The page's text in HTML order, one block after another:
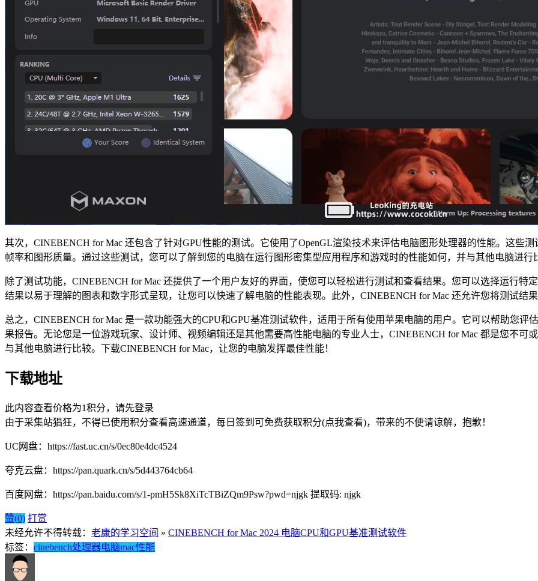
其次，CINEBENCH for Mac 还包含了针对GPU性能的测试。它使用了OpenGL渲染技术来评估电脑图形处理器的性能。这些
帧率和图形质量。通过这些测试，您可以了解到您的电脑在运行图形密集型应用程序和游戏时的性能如何，并与其他电脑进行
除了测试功能，CINEBENCH for Mac 还提供了一个用户友好的界面，使您可以轻松进行测试和查看结果。您可以选择运行特
结果以易于理解的图表和数字形式呈现，让您可以快速了解电脑的性能表现。此外，CINEBENCH for Mac 还允许您将测试结
总之，CINEBENCH for Mac 是一款功能强大的CPU和GPU基准测试软件，适用于所有使用苹果电脑的用户。它可以帮助您
果报告。无论您是一位游戏玩家、设计师、视频编辑还是其他需要高性能电脑的专业人士，CINEBENCH for Mac 都是您不可
与其他电脑进行比较。下载CINEBENCH for Mac，让您的电脑发挥最佳性能！
下载地址
此内容查看价格为1积分，请先登录
由于采集站猖狂，不得已使用积分查看高速通道，每日签到可免费获取积分(点我查看)，带来的不便请谅解，抱歉！
UC网盘：https://fast.uc.cn/s/0ec80e4dc4524
夸克云盘：https://pan.quark.cn/s/5d443764cb64
百度网盘：https://pan.baidu.com/s/1-pmH5Sk8XiTcTBiZQm9Psw?pwd=njgk 提取码: njgk
赞(0) 打赏
未经允许不得转载： 老康的学习空间 » CINEBENCH for Mac 2024 电脑CPU和GPU基准测试软件
标签： cinebench处理器电脑mac性能